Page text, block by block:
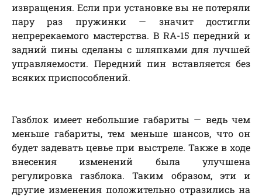
извращения. Если при установке вы не потеряли
пару раз пружинки — значит достигли
непререкаемого мастерства. В RA-15 передний и
задний пины сделаны с шляпками для лучшей
управляемости. Передний пин вставляется без
всяких приспособлений.
Газблок имеет небольшие габариты — ведь чем
меньше габариты, тем меньше шансов, что он
будет задевать цевье при выстреле. Также в ходе
внесения изменений была улучшена
регулировка газблока. Таким образом, эти и
другие изменения положительно отразились на